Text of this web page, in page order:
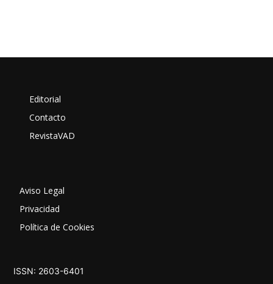
Editorial
Contacto
RevistaVAD
Aviso Legal
Privacidad
Política de Cookies
ISSN: 2603-6401